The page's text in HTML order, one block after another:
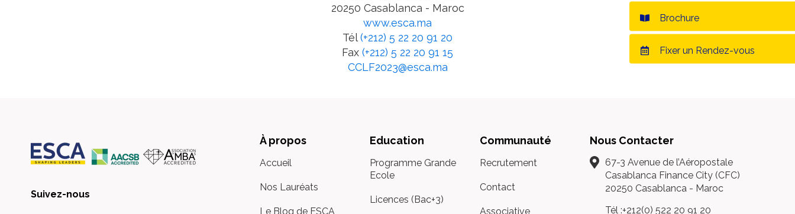
20250 Casablanca - Maroc
www.esca.ma
Tél(+212) 5 22 20 91 20
Fax (+212) 5 22 20 91 15
CCLF2023@esca.ma
Suivez-nous
À propos
Accueil
Nos Lauréats
Le Blog de ESCA
Education
Programme Grande
Ecole
Licences (Bac+3)
Communauté
Recrutement
Contact
Associative
Nous Contacter
67-3 Avenue de l’Aéropostale
Casablanca Finance City (CFC)
20250 Casablanca - Maroc
Tél :+212(0) 522 20 91 20
Brochure
Fixer un Rendez-vous